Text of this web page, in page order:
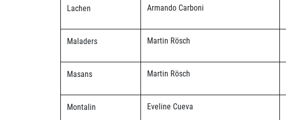
Lachen Armando Carboni
Maladers Martin Rösch
Masans Martin Rösch
Montalin Eveline Cueva